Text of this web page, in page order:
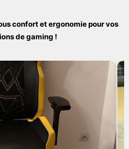
confort et ergonomie pour vos
de gaming !